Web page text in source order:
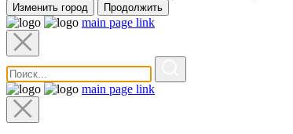
Изменить город Продолжить
main page link
main page link